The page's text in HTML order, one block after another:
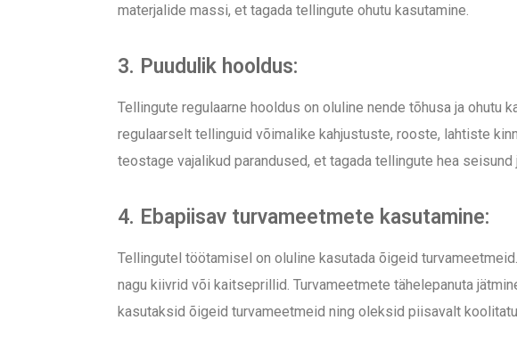
materjalide massi, et tagada tellingute ohutu kasutamine.
3. Puudulik hooldus:
Tellingute regulaarne hooldus on oluline nende tõhusa ja
regulaarselt tellinguid võimalike kahjustuste, rooste, lahtiste
teostage vajalikud parandused, et tagada tellingute hea seisund
4. Ebapiisav turvameetmete kasutamine:
Tellingutel töötamisel on oluline kasutada õigeid
nagu kiivrid või kaitseprillid. Turvameetmete tähelepanuta
kasutaksid õigeid turvameetmeid ning oleksid piisavalt